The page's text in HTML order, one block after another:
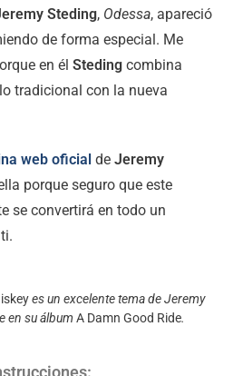
Steding, Odessa, apareció
de forma especial. Me
en élSteding combina
tradicional con la nueva
web oficial deJeremy
porque seguro que este
se convertirá en todo un
es un excelente tema de Jeremy
en su álbum A Damn Good Ride.